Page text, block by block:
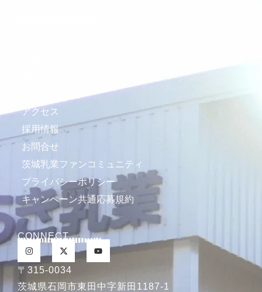
アクセス
採用情報
お問合せ
茨城乳業ファンコミュニティ
プライバシーポリシー
キャンペーン共通応募規約
CONNECT
〒315-0034
茨城県石岡市東田中字新田1187-1